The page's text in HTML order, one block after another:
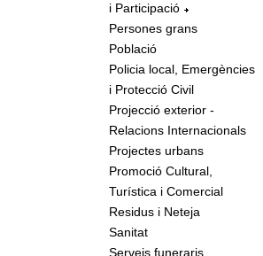
i Participació
Persones grans
Població
Policia local, Emergències
i Protecció Civil
Projecció exterior -
Relacions Internacionals
Projectes urbans
Promoció Cultural,
Turística i Comercial
Residus i Neteja
Sanitat
Serveis funeraris